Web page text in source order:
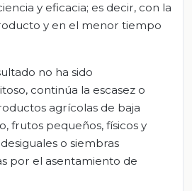
y eficacia; es decir, con la
y en el menor tiempo
no ha sido
continúa la escasez o
agrícolas de baja
frutos pequeños, físicos y
o siembras
por el asentamiento de